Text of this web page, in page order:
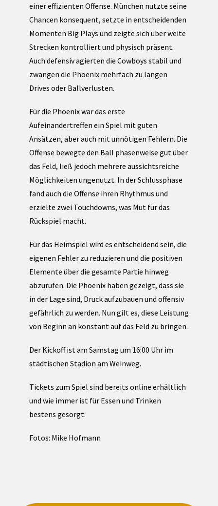
einer effizienten Offense. München nutzte seine
Chancen konsequent, setzte in entscheidenden
Momenten Big Plays und zeigte sich über weite
Strecken kontrolliert und physisch präsent.
Auch defensiv agierten die Cowboys stabil und
zwangen die Phoenix mehrfach zu langen
Drives oder Ballverlusten.
Für die Phoenix war das erste
Aufeinandertreffen ein Spiel mit guten
Ansätzen, aber auch mit unnötigen Fehlern. Die
Offense bewegte den Ball phasenweise gut über
das Feld, ließ jedoch mehrere aussichtsreiche
Möglichkeiten ungenutzt. In der Schlussphase
fand auch die Offense ihren Rhythmus und
erzielte zwei Touchdowns, was Mut für das
Rückspiel macht.
Für das Heimspiel wird es entscheidend sein, die
eigenen Fehler zu reduzieren und die positiven
Elemente über die gesamte Partie hinweg
abzurufen. Die Phoenix haben gezeigt, dass sie
in der Lage sind, Druck aufzubauen und offensiv
gefährlich zu werden. Nun gilt es, diese Leistung
von Beginn an konstant auf das Feld zu bringen.
Der Kickoff ist am Samstag um 16:00 Uhr im
städtischen Stadion am Weinweg.
Tickets zum Spiel sind bereits online erhältlich
und wie immer ist für Essen und Trinken
bestens gesorgt.
Fotos: Mike Hofmann